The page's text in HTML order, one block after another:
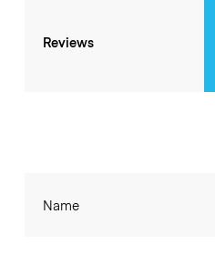
Reviews
Name